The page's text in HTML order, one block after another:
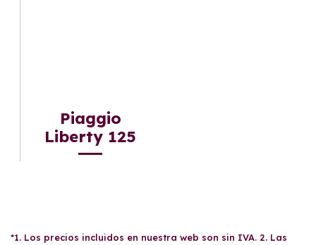
Piaggio
Liberty 125
*1. Los precios incluidos en nuestra web son sin IVA. 2. Las